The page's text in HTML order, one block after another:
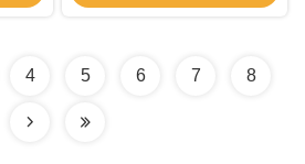
-20C- 85C TSB-4810-43DER
4 5 6 7 8